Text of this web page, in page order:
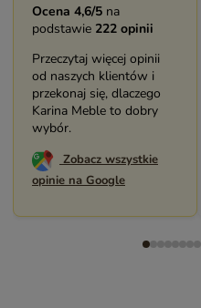
Ocena 4,6/5 na
podstawie 222 opinii
Przeczytaj więcej opinii
od naszych klientów i
przekonaj się, dlaczego
Karina Meble to dobry
wybór.
Zobacz wszystkie
opinie na Google
Duży i piękny asortyment
sklepu. Miła i pomocna
bardzo mnie cieszy.
Dziękuję. Polecam.
Zobacz opinię